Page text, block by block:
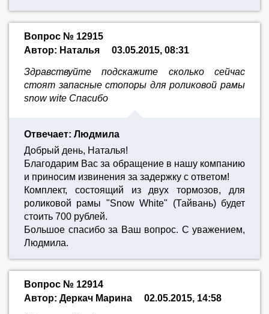
Вопрос № 12915
Автор: Наталья
03.05.2015, 08:31
Здравствуйте подскажите сколько сейчас
стоят запасные стопоры для роликовой рамы
snow wite Спасибо
Отвечает: Людмила
Добрый день, Наталья!
Благодарим Вас за обращение в нашу компанию
и приносим извинения за задержку с ответом!
Комплект, состоящий из двух тормозов, для
роликовой рамы "Snow White" (Тайвань) будет
стоить 700 рублей.
Большое спасибо за Ваш вопрос. С уважением,
Людмила.
Вопрос № 12914
Автор: Деркач Марина
02.05.2015, 14:58